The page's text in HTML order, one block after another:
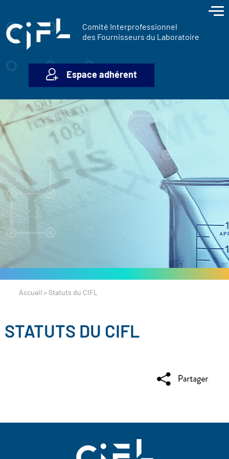
Comité Interprofessionnel
des Fournisseurs du Laboratoire
Espace adhérent
Accueil > Statuts du CIFL
STATUTS DU CIFL